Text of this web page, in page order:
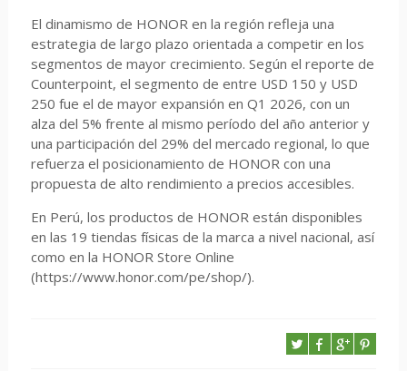
El dinamismo de HONOR en la región refleja una
estrategia de largo plazo orientada a competir en los
segmentos de mayor crecimiento. Según el reporte de
Counterpoint, el segmento de entre USD 150 y USD
250 fue el de mayor expansión en Q1 2026, con un
alza del 5% frente al mismo período del año anterior y
una participación del 29% del mercado regional, lo que
refuerza el posicionamiento de HONOR con una
propuesta de alto rendimiento a precios accesibles.
En Perú, los productos de HONOR están disponibles
en las 19 tiendas físicas de la marca a nivel nacional, así
como en la HONOR Store Online
(https://www.honor.com/pe/shop/).